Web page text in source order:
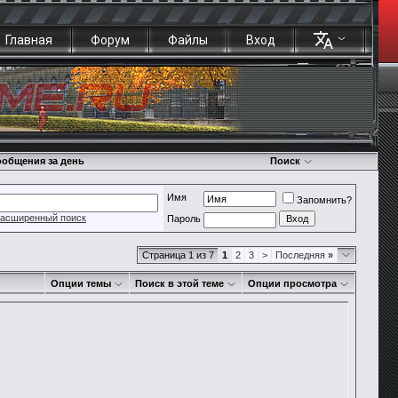
Главная Форум Файлы Вход
за день Поиск
поиск
Имя
Запомнить?
Пароль
Страница 1 из 7 1 2 3 > Последняя »
Опции темы Поиск в этой теме Опции просмотра